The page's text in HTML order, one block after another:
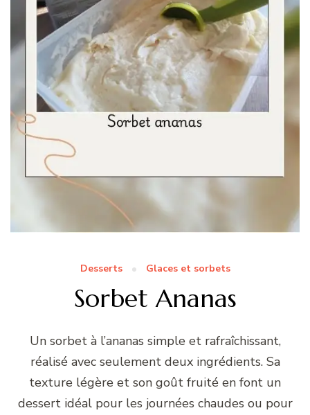
Desserts Glaces et sorbets
Sorbet Ananas
Un sorbet à l’ananas simple et rafraîchissant,
réalisé avec seulement deux ingrédients. Sa
texture légère et son goût fruité en font un
dessert idéal pour les journées chaudes ou pour